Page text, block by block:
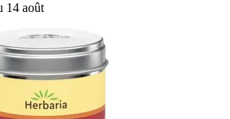
14 août